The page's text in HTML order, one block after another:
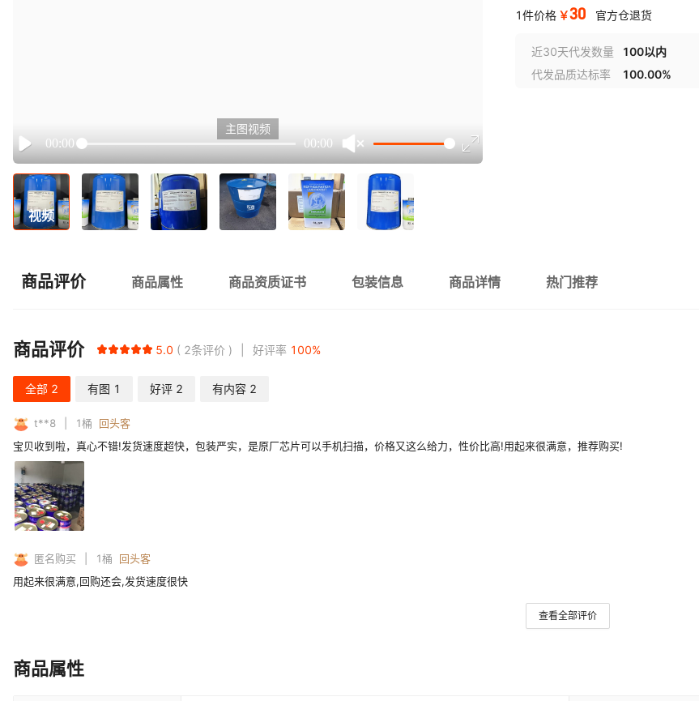
Play
00:00 00:00
主图视频
视频
原装RL120
原装RL32(1L)顺丰包邮
原装RL32-3MAF
1件价格 ￥30 官方仓退货
近30天代发数量 100以内
代发品质达标率
100.00%
商品评价 商品属性 商品资质证书 包装信息 商品详情 热门推荐
商品评价 5.0 2条评价 好评率 100%
全部 2 有图 1 好评 2 有内容 2
t**8 1桶
回头客
宝贝收到啦，真心不错!发货速度超快，包装严实，是原厂芯片可以手机扫描，价格又这么给力，性价比高!用起来很满意，推荐购买!
匿名购买 1桶
回头客
用起来很满意,回购还会,发货速度很快
查看全部评价
商品属性